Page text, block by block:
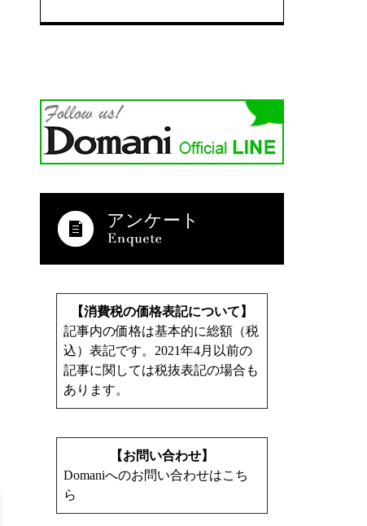
アンケート
【消費税の価格表記について】
記事内の価格は基本的に総額（税
込）表記です。2021年4月以前の
記事に関しては税抜表記の場合も
あります。
【お問い合わせ】
Domaniへのお問い合わせはこち
ら